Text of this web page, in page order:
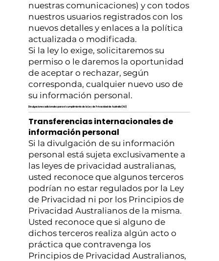
nuestras comunicaciones) y con todos
nuestros usuarios registrados con los
nuevos detalles y enlaces a la política
actualizada o modificada.
Si la ley lo exige, solicitaremos su
permiso o le daremos la oportunidad
de aceptar o rechazar, según
corresponda, cualquier nuevo uso de
su información personal.
Divulgaciones adicionales para el cumplimiento de la Ley de Privacidad de Australia (AU)
Transferencias internacionales de
información personal
Si la divulgación de su información
personal está sujeta exclusivamente a
las leyes de privacidad australianas,
usted reconoce que algunos terceros
podrían no estar regulados por la Ley
de Privacidad ni por los Principios de
Privacidad Australianos de la misma.
Usted reconoce que si alguno de
dichos terceros realiza algún acto o
práctica que contravenga los
Principios de Privacidad Australianos,